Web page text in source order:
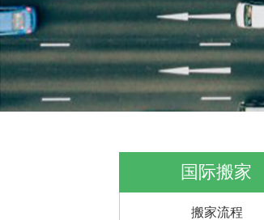
国际搬家
搬家流程